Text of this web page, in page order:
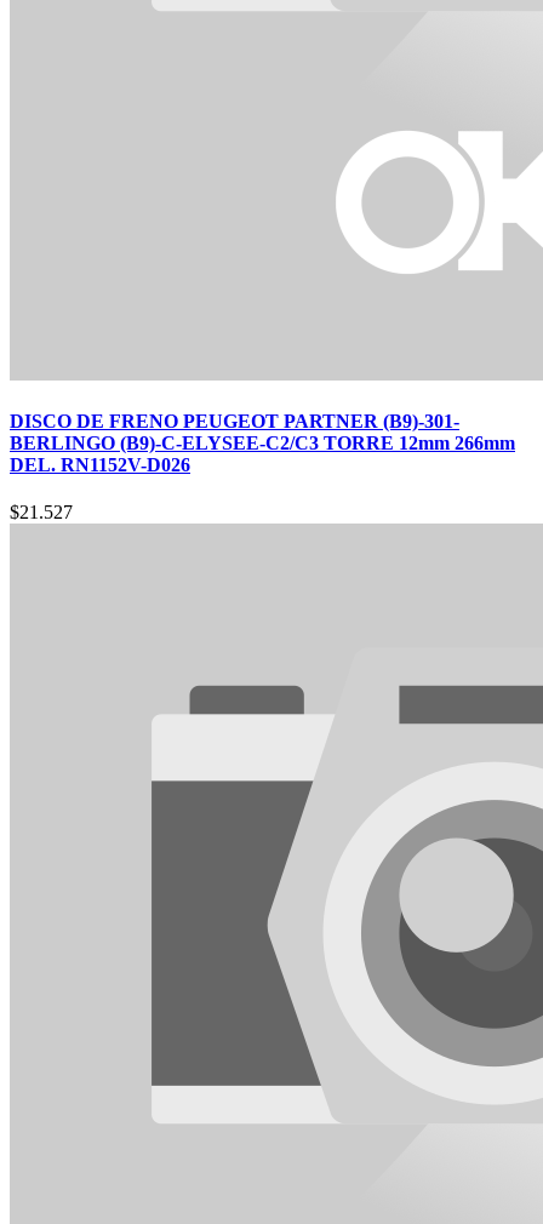
DISCO DE FRENO PEUGEOT PARTNER (B9)-301-
BERLINGO (B9)-C-ELYSEE-C2/C3 TORRE 12mm 266mm
DEL. RN1152V-D026
$21.527